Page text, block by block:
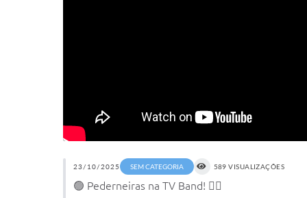
23/10/2025 SEM CATEGORIA 589 VISUALIZAÇÕES
🟢 Pederneiras na TV Band! 👩‍⚕️